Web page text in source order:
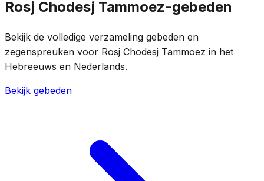
Rosj Chodesj Tammoez-gebeden
Bekijk de volledige verzameling gebeden en
zegenspreuken voor Rosj Chodesj Tammoez in het
Hebreeuws en Nederlands.
Bekijk gebeden